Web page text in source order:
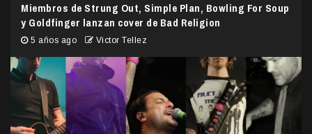
Miembros de Strung Out, Simple Plan, Bowling For Soup
y Goldfinger lanzan cover de Bad Religion
5 años ago Victor Tellez